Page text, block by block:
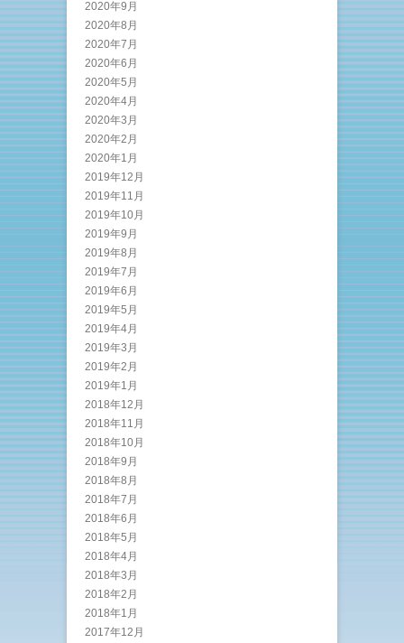
2020年9月
2020年8月
2020年7月
2020年6月
2020年5月
2020年4月
2020年3月
2020年2月
2020年1月
2019年12月
2019年11月
2019年10月
2019年9月
2019年8月
2019年7月
2019年6月
2019年5月
2019年4月
2019年3月
2019年2月
2019年1月
2018年12月
2018年11月
2018年10月
2018年9月
2018年8月
2018年7月
2018年6月
2018年5月
2018年4月
2018年3月
2018年2月
2018年1月
2017年12月